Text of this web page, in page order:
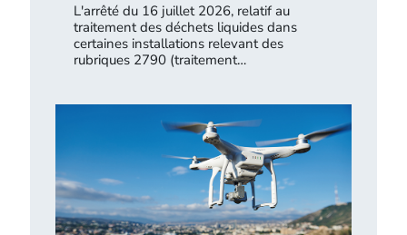
L'arrêté du 16 juillet 2026, relatif au
traitement des déchets liquides dans
certaines installations relevant des
rubriques 2790 (traitement…